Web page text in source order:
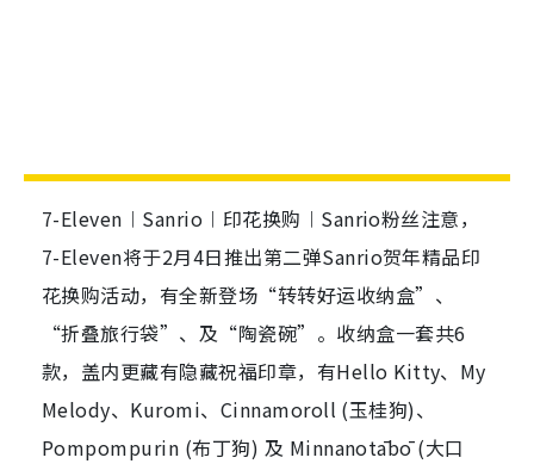
7-Eleven︱Sanrio︱印花换购︱Sanrio粉丝注意，
7-Eleven将于2月4日推出第二弹Sanrio贺年精品印
花换购活动，有全新登场“转转好运收纳盒”、
“折叠旅行袋”、及“陶瓷碗”。收纳盒一套共6
款，盖内更藏有隐藏祝福印章，有Hello Kitty、My
Melody、Kuromi、Cinnamoroll (玉桂狗)、
Pompompurin (布丁狗) 及 Minnanotābō (大口